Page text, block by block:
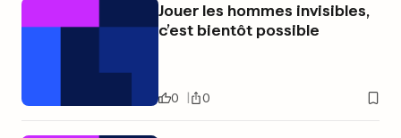
Jouer les hommes invisibles,
c’est bientôt possible
0 0